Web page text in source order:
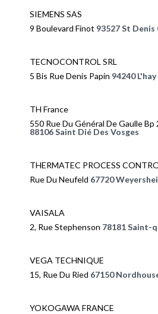
SIEMENS SAS
9 Boulevard Finot 93527 St Denis
TECNOCONTROL SRL
5 Bis Rue Denis Papin 94240
TH France
550 Rue Du Général De Gaulle
88106 Saint Dié Des Vosges
THERMATEC PROCESS
Rue Du Neufeld 67720
VAISALA
2, Rue Stephenson 78181 Saint-
VEGA TECHNIQUE
15, Rue Du Ried 67150
YOKOGAWA FRANCE